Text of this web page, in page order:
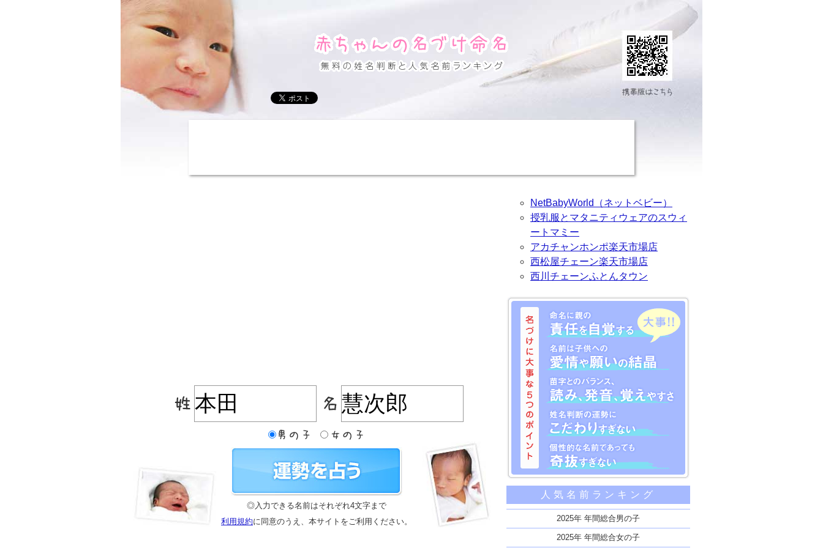
◎入力できる名前はそれぞれ4文字まで
利用規約に同意のうえ、本サイトをご利用ください。
NetBabyWorld（ネットベビー）
授乳服とマタニティウェアのスウィ
ートマミー
アカチャンホンポ楽天市場店
西松屋チェーン楽天市場店
西川チェーンふとんタウン
名づけに大事な5つのポイント
命名に親の責任を自覚する
名前は子供への愛情や願いの結晶
苗字とのバランス、読み、発音、覚えやすさ
姓名判断の運勢にこだわりすぎない
人気名前ランキング
2025年 年間総合男の子
2025年 年間総合女の子